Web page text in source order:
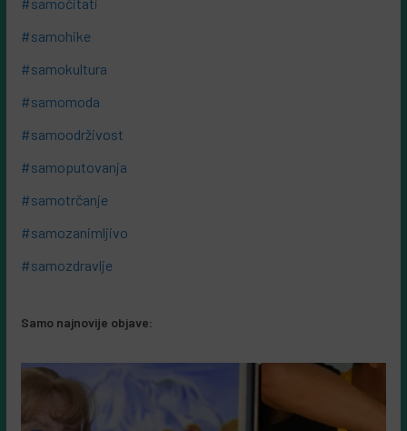
#samočitati
#samohike
#samokultura
#samomoda
#samoodrživost
#samoputovanja
#samotrčanje
#samozanimljivo
#samozdravlje
Samo najnovije objave: